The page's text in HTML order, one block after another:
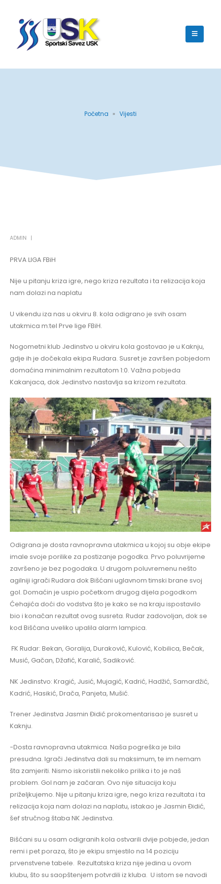
Početna » Vijesti
ADMIN
PRVA LIGA FBiH
Nije u pitanju kriza igre, nego kriza rezultata i ta relizacija koja
nam dolazi na naplatu
U vikendu iza nas u okviru 8. kola odigrano je svih osam
utakmica m:tel Prve lige FBiH.
Nogometni klub Jedinstvo u okviru kola gostovao je u Kaknju,
gdje ih je dočekala ekipa Rudara. Susret je završen pobjedom
domaćina minimalnim rezultatom 1:0. Važna pobjeda
Kakanjaca, dok Jedinstvo nastavlja sa krizom rezultata.
Odigrana je dosta ravnopravna utakmica u kojoj su obje ekipe
imale svoje porilike za postizanje pogodka. Prvo poluvrijeme
završeno je bez pogodaka. U drugom poluvremenu nešto
agilniji igrači Rudara dok Bišćani uglavnom timski brane svoj
gol. Domaćin je uspio početkom drugog dijela pogodkom
Ćehajića doći do vodstva što je kako se na kraju ispostavilo
bio i konačan rezultat ovog susreta. Rudar zadovoljan, dok se
kod Bišćana uveliko upalila alarm lampica.
FK Rudar: Bekan, Goralija, Duraković, Kulović, Kobilica, Bečak,
Musić, Gačan, Džafić, Karalić, Sadiković.
NK Jedinstvo: Kragić, Jusić, Mujagić, Kadrić, Hadžić, Samardžić,
Kadrić, Hasikić, Drača, Panjeta, Mušić.
Trener Jedinstva Jasmin Đidić prokomentarisao je susret u
Kaknju.
-Dosta ravnopravna utakmica. Naša pogreška je bila
presudna. Igrači Jedinstva dali su maksimum, te im nemam
šta zamjeriti. Nismo iskoristili nekoliko prilika i to je naš
problem. Gol nam je začaran. Ovo nije situacija koju
priželjkujemo. Nije u pitanju kriza igre, nego kriza rezultata i ta
relizacija koja nam dolazi na naplatu, istakao je Jasmin Đidić,
šef stručnog štaba NK Jedinstva.
Bišćani su u osam odigranih kola ostvarili dvije pobjede, jedan
remi i pet poraza, što je ekipu smjestilo na 14 poziciju
prvenstvene tabele. Rezultatska kriza nije jedina u ovom
klubu, što su saopštenjem potvrdili iz kluba. U istom se navodi